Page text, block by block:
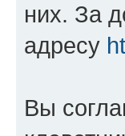
них. За
адресу
Вы